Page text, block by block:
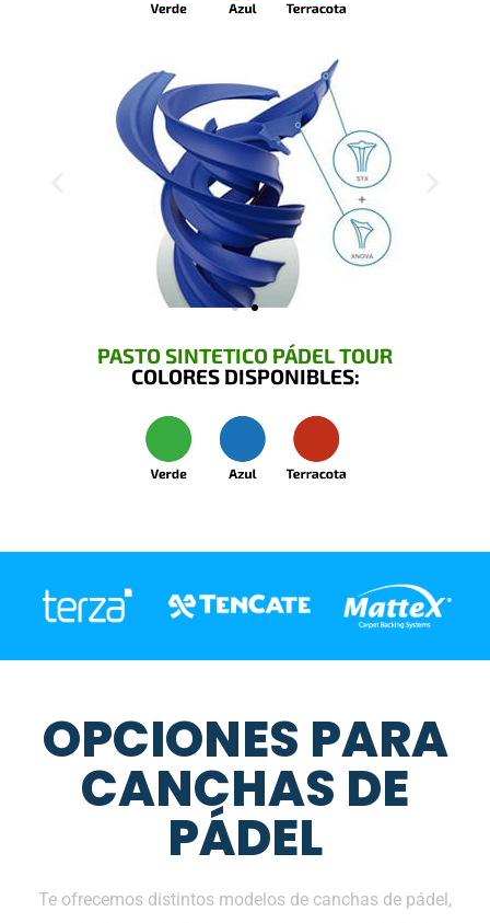
PASTO SINTETICO PÁDEL TOUR
COLORES DISPONIBLES:
OPCIONES PARA
CANCHAS DE
PÁDEL
Te ofrecemos distintos modelos de canchas de pádel,